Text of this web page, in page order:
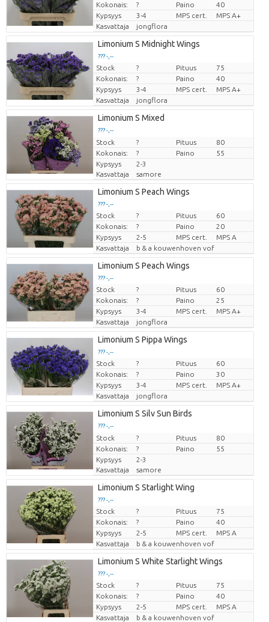
Kokonais:
? Paino
40
Kypsyys
3-4 MPS cert.
MPS A+
Kasvattaja
jongflora
Limonium S Midnight Wings
??? -,--
Hinta per kappale
Stock ? Pituus
75
Kokonais:
? Paino
40
Kypsyys
3-4 MPS cert.
MPS A+
Kasvattaja
jongflora
Limonium S Mixed
??? -,--
Hinta per kappale
Stock ? Pituus
80
Kokonais:
? Paino
55
Kypsyys
2-3
Kasvattaja
samore
Limonium S Peach Wings
??? -,--
Hinta per kappale
Stock ? Pituus
60
Kokonais:
? Paino
20
Kypsyys
2-5 MPS cert.
MPS A
Kasvattaja
b & a kouwenhoven vof
Limonium S Peach Wings
??? -,--
Hinta per kappale
Stock ? Pituus
60
Kokonais:
? Paino
25
Kypsyys
3-4 MPS cert.
MPS A+
Kasvattaja
jongflora
Limonium S Pippa Wings
??? -,--
Hinta per kappale
Stock ? Pituus
60
Kokonais:
? Paino
30
Kypsyys
3-4 MPS cert.
MPS A+
Kasvattaja
jongflora
Limonium S Silv Sun Birds
??? -,--
Hinta per kappale
Stock ? Pituus
80
Kokonais:
? Paino
55
Kypsyys
2-3
Kasvattaja
samore
Limonium S Starlight Wing
??? -,--
Hinta per kappale
Stock ? Pituus
75
Kokonais:
? Paino
40
Kypsyys
2-5 MPS cert.
MPS A
Kasvattaja
b & a kouwenhoven vof
Limonium S White Starlight Wings
??? -,--
Hinta per kappale
Stock ? Pituus
75
Kokonais:
? Paino
40
Kypsyys
2-5 MPS cert.
MPS A
Kasvattaja
b & a kouwenhoven vof